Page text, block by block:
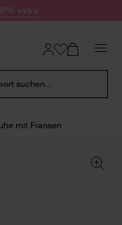
extra
suchen...
mit Fransen